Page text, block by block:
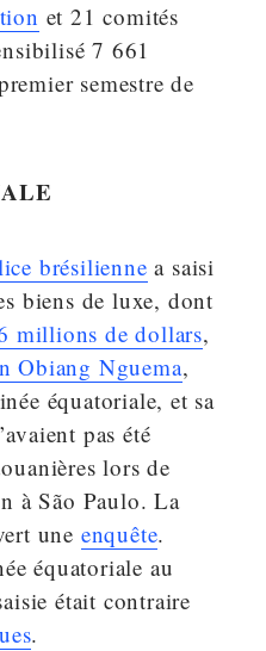
et 21 comités
7 661
semestre de
brésilienne a saisi
biens de luxe, dont
millions de dollars,
Obiang Nguema,
équatoriale, et sa
pas été
lors de
à São Paulo. La
une enquête.
équatoriale au
était contraire
.